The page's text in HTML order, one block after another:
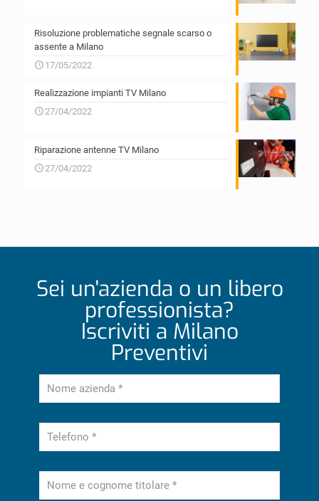
Risoluzione problematiche segnale scarso o
assente a Milano
17/05/2022
Realizzazione impianti TV Milano
27/04/2022
Riparazione antenne TV Milano
27/04/2022
Sei un'azienda o un libero
professionista?
Iscriviti a Milano
Preventivi